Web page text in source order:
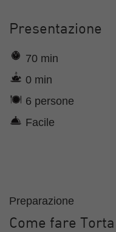
Presentazione
70 min
0 min
6 persone
Facile
Preparazione
Come fare